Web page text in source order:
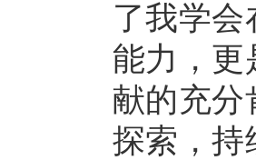
了我学
能力，更
献的充分
探索，持